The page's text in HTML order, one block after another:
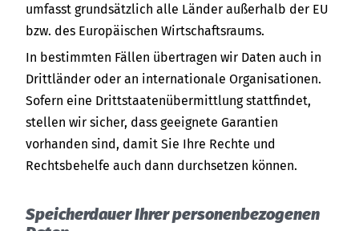
umfasst grundsätzlich alle Länder außerhalb der EU
bzw. des Europäischen Wirtschaftsraums.
In bestimmten Fällen übertragen wir Daten auch in
Drittländer oder an internationale Organisationen.
Sofern eine Drittstaatenübermittlung stattfindet,
stellen wir sicher, dass geeignete Garantien
vorhanden sind, damit Sie Ihre Rechte und
Rechtsbehelfe auch dann durchsetzen können.
Speicherdauer Ihrer personenbezogenen